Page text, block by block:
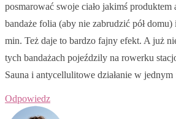
posmarować swoje ciało jakimś
bandaże folia (aby nie zabrudzić pół
min. Też daje to bardzo fajny efekt. A już
tych bandażach pojeździly na rowerku
Sauna i antycellulitowe działanie w jednym
Odpowiedz